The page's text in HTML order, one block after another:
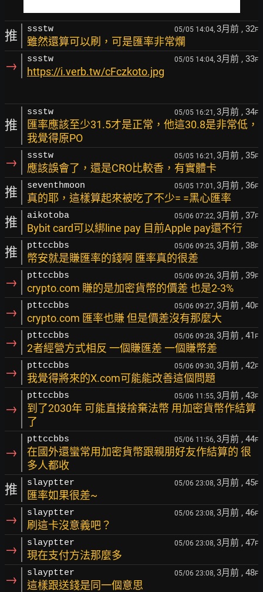
推 ssstw 05/05 14:04, 3月前 , 32F
雖然還算可以刷，可是匯率非常爛
→ ssstw 05/05 14:04, 3月前 , 33F
https://i.verb.tw/cFczkoto.jpg
推
ssstw 05/05 16:21, 3月前 , 34F
匯率應該至少31.5才是正常，他這30.8是非常低，
我覺得原PO
→ ssstw 05/05 16:21, 3月前 , 35F
應該誤會了，還是CRO比較香，有實體卡
推 seventhmoon 05/05 17:01, 3月前 , 36F
真的耶，這樣算起來被吃了不少= =黑心匯率
推 aikotoba 05/06 07:22, 3月前 , 37F
Bybit card可以綁line pay 目前Apple pay還不行
推 pttccbbs 05/06 09:25, 3月前 , 38F
幣安就是賺匯率的錢啊 匯率真的很差
→ pttccbbs 05/06 09:26, 3月前 , 39F
crypto.com 賺的是加密貨幣的價差 也是2-3%
→ pttccbbs 05/06 09:27, 3月前 , 40F
crypto.com 匯率也賺 但是價差沒有那麼大
→ pttccbbs 05/06 09:28, 3月前 , 41 F
2者經營方式相反 一個賺匯差 一個賺幣差
→ pttccbbs 05/06 09:30, 3月前 , 42F
我覺得將來的X.com可能能改善這個問題
→
pttccbbs 05/06 11:55, 3月前 , 43F
到了2030年 可能直接捨棄法幣 用加密貨幣作結算
了
→
pttccbbs 05/06 11:56, 3月前 , 44F
在國外還蠻常用加密貨幣跟親朋好友作結算的 很
多人都收
推 slayptter 05/06 23:08, 3月前 , 45F
匯率如果很差~
→ slayptter 05/06 23:08, 3月前 , 46F
刷這卡沒意義吧？
→ slayptter 05/06 23:08, 3月前 , 47F
現在支付方法那麼多
→ slayptter 05/06 23:08, 3月前 , 48F
這樣跟送錢是同一個意思